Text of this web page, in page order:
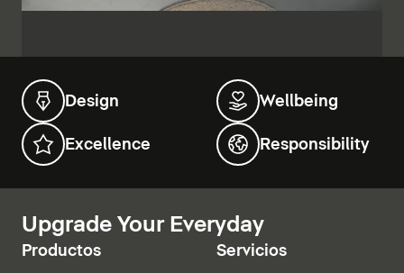
Design Wellbeing
Excellence Responsibility
Upgrade Your Everyday
Productos Servicios